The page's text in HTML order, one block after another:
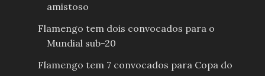
amistoso
Flamengo tem dois convocados para o
Mundial sub-20
Flamengo tem 7 convocados para Copa do